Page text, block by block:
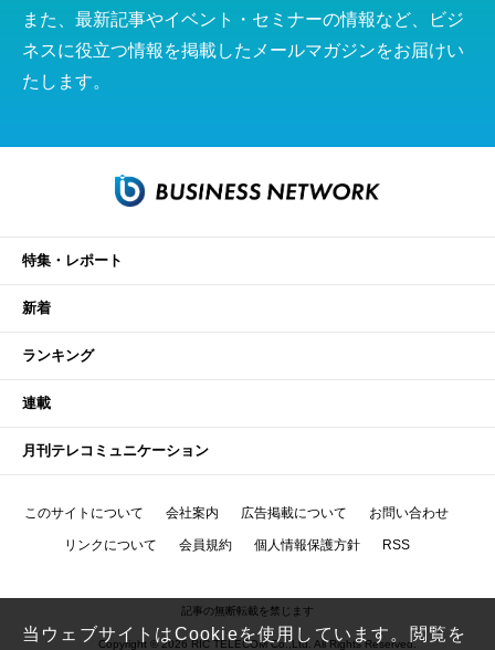
また、最新記事やイベント・セミナーの情報など、ビジ
ネスに役立つ情報を掲載したメールマガジンをお届けい
たします。
特集・レポート
新着
ランキング
連載
月刊テレコミュニケーション
このサイトについて 会社案内 広告掲載について お問い合わせ
リンクについて 会員規約 個人情報保護方針 RSS
記事の無断転載を禁じます
Copyright © 2026 RIC TELECOM Co.,Ltd. All Rights Reserved.
当ウェブサイトはCookieを使用しています。閲覧を